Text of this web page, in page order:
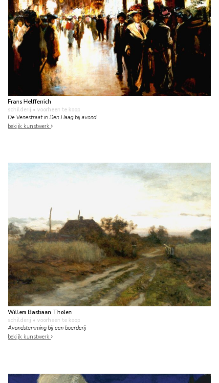
Frans Helfferrich
schilderij • voorheen te koop
De Venestraat in Den Haag bij avond
bekijk kunstwerk
Willem Bastiaan Tholen
schilderij • voorheen te koop
Avondstemming bij een boerderij
bekijk kunstwerk